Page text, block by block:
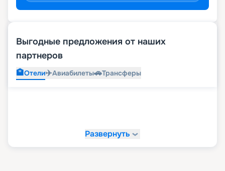
Выгодные предложения от наших
партнеров
🏨Отели✈️Авиабилеты🚗Трансферы
Развернуть